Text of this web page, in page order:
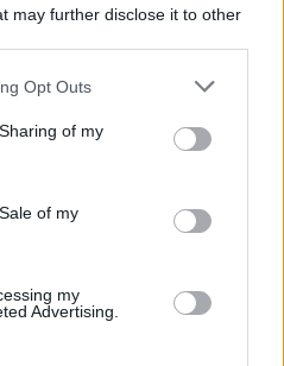
may further disclose it to other
Opt Outs
of my
of my
my
Advertising.